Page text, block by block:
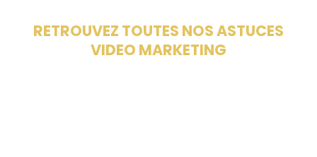
RETROUVEZ TOUTES NOS ASTUCES
VIDEO MARKETING